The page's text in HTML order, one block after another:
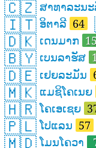
🇨🇿 ສາທາລະນ
🇮🇹 ອິຕາລີ 64
🇩🇰 ເດນມາກ
🇧🇾 ເບນລາຮັສ
🇩🇪 ເຢຍລະມັນ
🇲🇰 ແມຊິໂຄເນຍ
🇭🇷ໂຄເອເຊຍ
🇵🇱ໂປແລນ 57
🇲🇩ໂມນໂຄວາ